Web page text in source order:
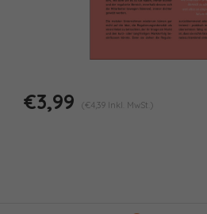
€3,99 (€4,39 Inkl. MwSt.)